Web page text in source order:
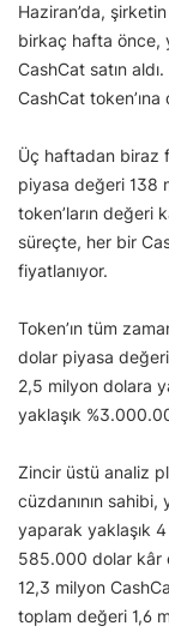
Haziran’da,
birkaç hafta önce,
CashCat satın
CashCat
Üç haftadan biraz
piyasa değeri 138
token’ların değeri
süreçte, her bir
fiyatlanıyor.
Token’ın tüm
dolar piyasa
2,5 milyon dolara
yaklaşık
Zincir üstü analiz
cüzdanının sahibi,
yaparak yaklaşık 4
585.000 dolar kâr
12,3 milyon
toplam değeri 1,6